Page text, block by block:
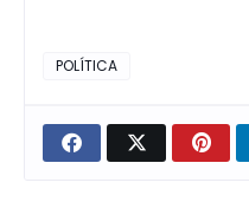
POLÍTICA